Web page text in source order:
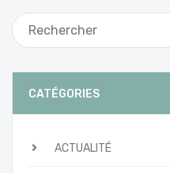
CATÉGORIES
ACTUALITÉ